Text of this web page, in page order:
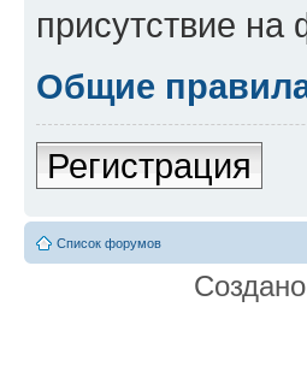
присутствие
Общие
Регистрация
Список форумов